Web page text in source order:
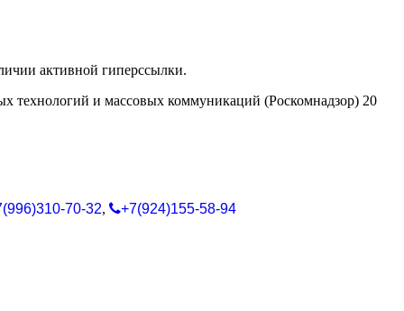
активной гиперссылки.
технологий и массовых коммуникаций (Роскомнадзор) 20
70-32, +7(924)155-58-94